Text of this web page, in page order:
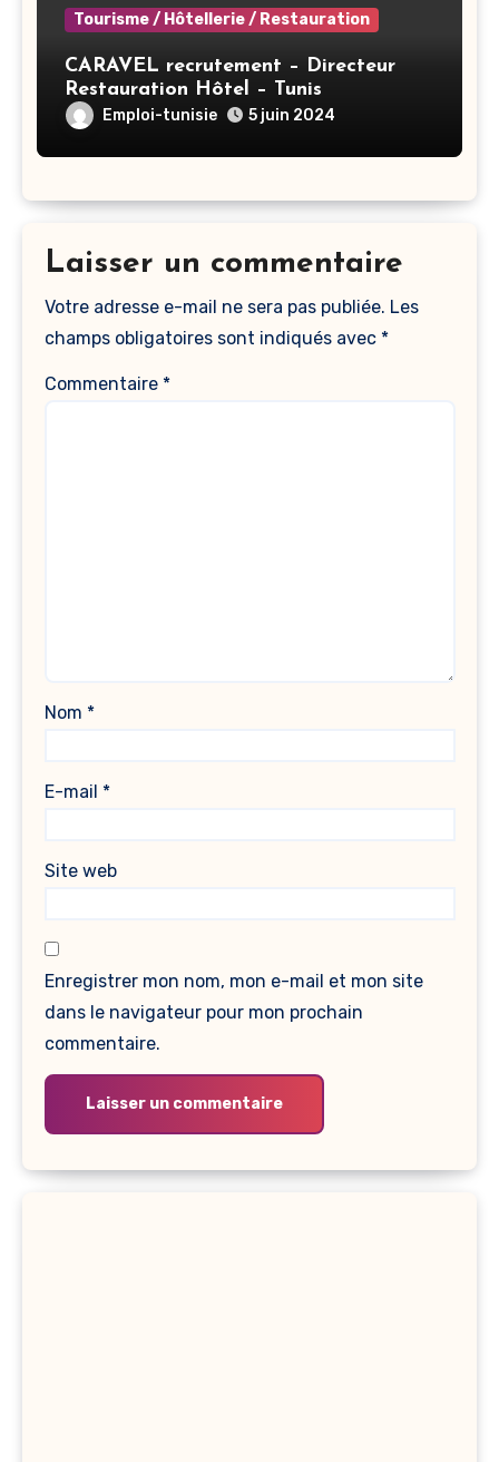
Tourisme / Hôtellerie / Restauration
CARAVEL recrutement – Directeur
Restauration Hôtel – Tunis
Emploi-tunisie 5 juin 2024
Laisser un commentaire
Votre adresse e-mail ne sera pas publiée. Les
champs obligatoires sont indiqués avec *
Commentaire *
Nom *
E-mail *
Site web
Enregistrer mon nom, mon e-mail et mon site
dans le navigateur pour mon prochain
commentaire.